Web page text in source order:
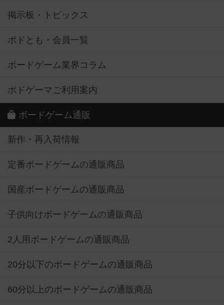
掲示板・トピックス
ボドとも・会員一覧
ボードゲーム業界コラム
ボドゲーマご利用案内
ボードゲーム通販
新作・再入荷情報
定番ボードゲームの通販商品
国産ボードゲームの通販商品
子供向けボードゲームの通販商品
2人用ボードゲームの通販商品
20分以下のボードゲームの通販商品
60分以上のボードゲームの通販商品